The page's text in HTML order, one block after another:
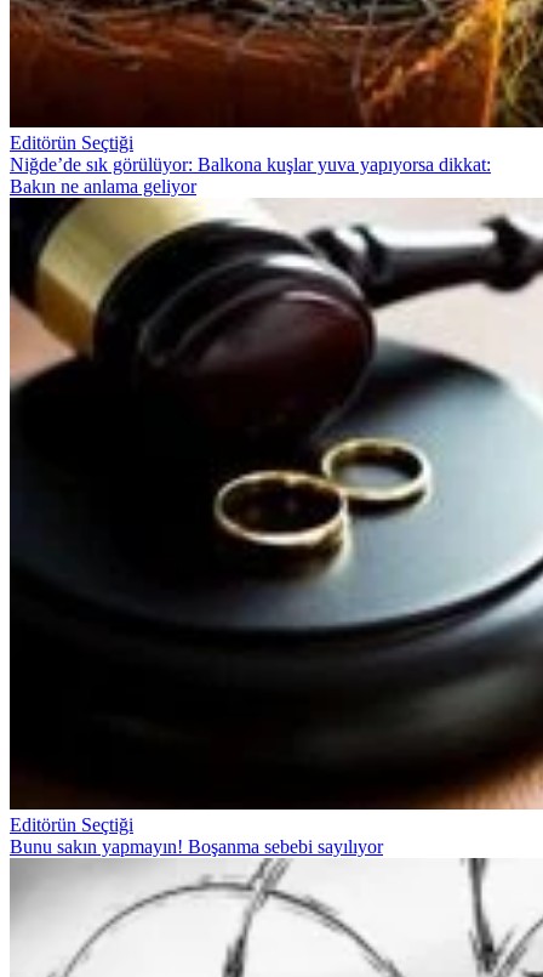
Editörün Seçtiği
Niğde’de sık görülüyor: Balkona kuşlar yuva yapıyorsa dikkat:
Bakın ne anlama geliyor
Editörün Seçtiği
Bunu sakın yapmayın! Boşanma sebebi sayılıyor